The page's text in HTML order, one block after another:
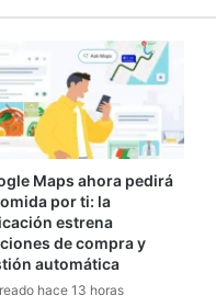
Maps ahora pedirá
por ti: la
estrena
de compra y
automática
hace 13 horas